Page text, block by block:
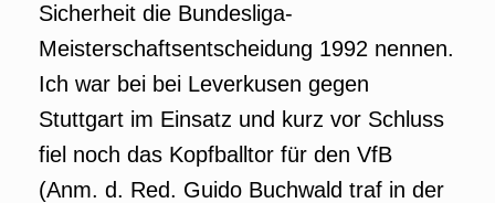
Sicherheit die Bundesliga-
Meisterschaftsentscheidung 1992 nennen.
Ich war bei bei Leverkusen gegen
Stuttgart im Einsatz und kurz vor Schluss
fiel noch das Kopfballtor für den VfB
(Anm. d. Red. Guido Buchwald traf in der